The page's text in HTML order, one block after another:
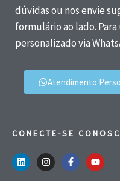
dúvidas ou nos envie
formulário ao lado.
personalizado via
Atendimento
CONECTE-SE